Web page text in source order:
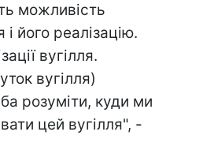
можливість
його реалізацію.
вугілля.
вугілля)
розуміти, куди ми
цей вугілля", -